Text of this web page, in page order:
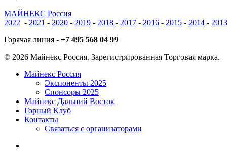
МАЙНЕКС Россия
2022 - 2021 - 2020 - 2019 - 2018 - 2017 - 2016 - 2015 - 2014 - 2013
Горячая линия - +7 495 568 04 99
© 2026 Майнекс Россия. Зарегистрированная Торговая марка.
Close
Майнекс Россия
Экспоненты 2025
Спонсоры 2025
Майнекс Дальний Восток
Горный Клуб
Контакты
Связаться с организаторами